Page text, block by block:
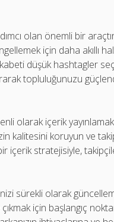
olan önemli bir
için daha akıllı
düşük hashtagler
topluluğunuzu
olarak içerik
kalitesini koruyun ve
içerik stratejisiyle,
sürekli olarak
için başlangıç